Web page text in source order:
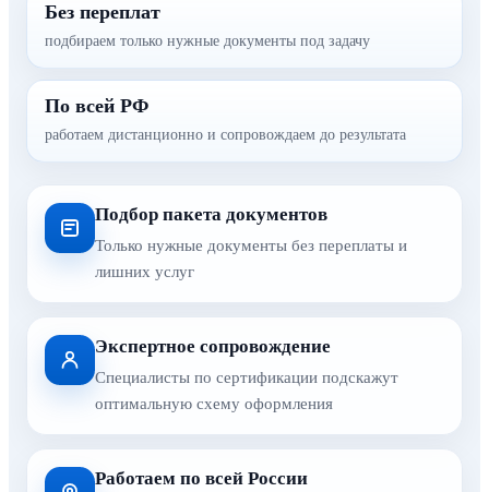
Без переплат
подбираем только нужные документы под задачу
По всей РФ
работаем дистанционно и сопровождаем до результата
Подбор пакета документов
Только нужные документы без переплаты и
лишних услуг
Экспертное сопровождение
Специалисты по сертификации подскажут
оптимальную схему оформления
Работаем по всей России